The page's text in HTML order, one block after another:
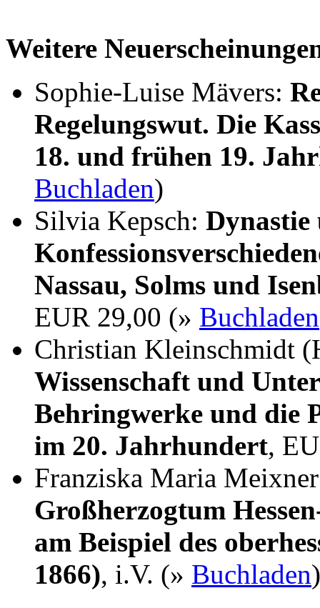
Weitere
Sophie-Luise Mävers:
Regelungswut. Die
18. und frühen 19.
Buchladen)
Silvia Kepsch: Dynastie
Nassau, Solms und
EUR 29,00 (» Buchladen
Christian Kleinschmidt
Wissenschaft und
Behringwerke und die
im 20. Jahrhundert,
Franziska Maria
Großherzogtum
am Beispiel des
1866), i.V. (» Buchladen)